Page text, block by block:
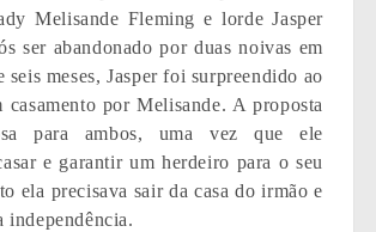
Melisande Fleming e lorde Jasper
ser abandonado por duas noivas em
seis meses, Jasper foi surpreendido ao
casamento por Melisande. A proposta
para ambos, uma vez que ele
e garantir um herdeiro para o seu
ela precisava sair da casa do irmão e
independência.